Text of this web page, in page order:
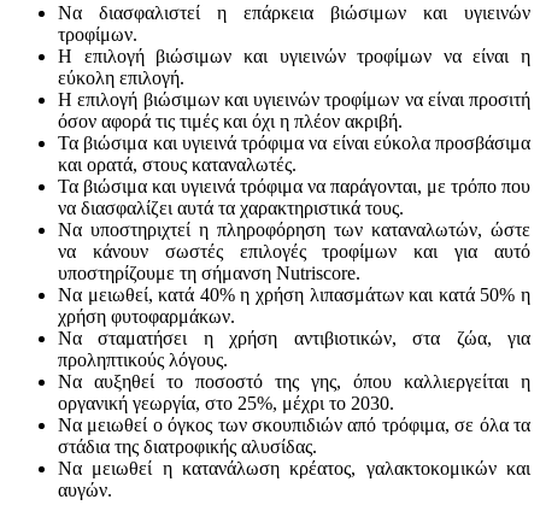
Να διασφαλιστεί η επάρκεια βιώσιμων και υγιεινών
τροφίμων.
Η επιλογή βιώσιμων και υγιεινών τροφίμων να είναι η
εύκολη επιλογή.
Η επιλογή βιώσιμων και υγιεινών τροφίμων να είναι προσιτή
όσον αφορά τις τιμές και όχι η πλέον ακριβή.
Τα βιώσιμα και υγιεινά τρόφιμα να είναι εύκολα προσβάσιμα
και ορατά, στους καταναλωτές.
Τα βιώσιμα και υγιεινά τρόφιμα να παράγονται, με τρόπο που
να διασφαλίζει αυτά τα χαρακτηριστικά τους.
Να υποστηριχτεί η πληροφόρηση των καταναλωτών, ώστε
να κάνουν σωστές επιλογές τροφίμων και για αυτό
υποστηρίζουμε τη σήμανση Nutriscore.
Να μειωθεί, κατά 40% η χρήση λιπασμάτων και κατά 50% η
χρήση φυτοφαρμάκων.
Να σταματήσει η χρήση αντιβιοτικών, στα ζώα, για
προληπτικούς λόγους.
Να αυξηθεί το ποσοστό της γης, όπου καλλιεργείται η
οργανική γεωργία, στο 25%, μέχρι το 2030.
Να μειωθεί ο όγκος των σκουπιδιών από τρόφιμα, σε όλα τα
στάδια της διατροφικής αλυσίδας.
Να μειωθεί η κατανάλωση κρέατος, γαλακτοκομικών και
αυγών.